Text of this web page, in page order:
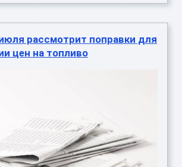
рассмотрит поправки для
цен на топливо